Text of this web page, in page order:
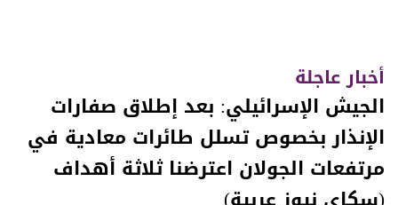
أخبار عاجلة
الجيش الإسرائيلي: بعد إطلاق صفارات
الإنذار بخصوص تسلل طائرات معادية في
مرتفعات الجولان اعترضنا ثلاثة أهداف